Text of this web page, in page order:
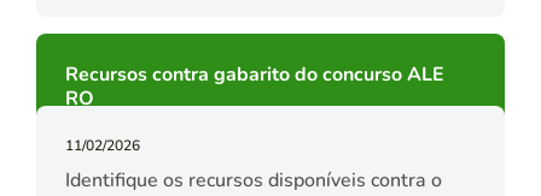
Recursos contra gabarito do concurso ALE
RO
11/02/2026
Identifique os recursos disponíveis contra o